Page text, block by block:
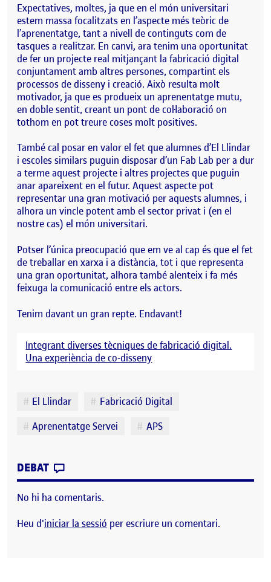
Expectatives, moltes, ja que en el món universitari
estem massa focalitzats en l’aspecte més teòric de
l’aprenentatge, tant a nivell de continguts com de
tasques a realitzar. En canvi, ara tenim una oportunitat
de fer un projecte real mitjançant la fabricació digital
conjuntament amb altres persones, compartint els
processos de disseny i creació. Això resulta molt
motivador, ja que es produeix un aprenentatge mutu,
en doble sentit, creant un pont de col·laboració on
tothom en pot treure coses molt positives.
També cal posar en valor el fet que alumnes d’El Llindar
i escoles similars puguin disposar d’un Fab Lab per a dur
a terme aquest projecte i altres projectes que puguin
anar apareixent en el futur. Aquest aspecte pot
representar una gran motivació per aquests alumnes, i
alhora un vincle potent amb el sector privat i (en el
nostre cas) el món universitari.
Potser l’única preocupació que em ve al cap és que el fet
de treballar en xarxa i a distància, tot i que representa
una gran oportunitat, alhora també alenteix i fa més
feixuga la comunicació entre els actors.
Tenim davant un gran repte. Endavant!
Integrant diverses tècniques de fabricació digital.
Una experiència de co-disseny
Etiquetes
El Llindar
Fabricació Digital
Aprenentatge Servei
APS
DEBAT
No hi ha comentaris.
Heu d'iniciar la sessió per escriure un comentari.